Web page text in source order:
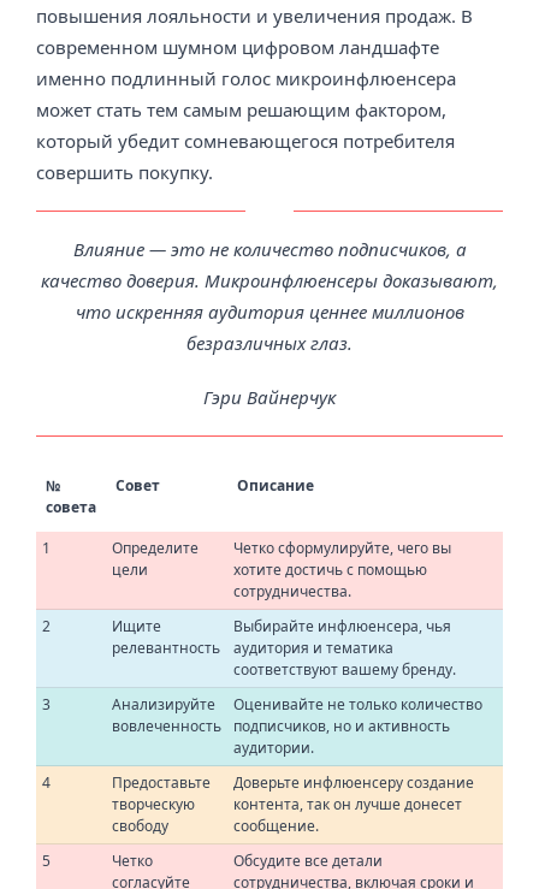
повышения лояльности и увеличения продаж. В
современном шумном цифровом ландшафте
именно подлинный голос микроинфлюенсера
может стать тем самым решающим фактором,
который убедит сомневающегося потребителя
совершить покупку.
Влияние — это не количество подписчиков, а
качество доверия. Микроинфлюенсеры доказывают,
что искренняя аудитория ценнее миллионов
безразличных глаз.
Гэри Вайнерчук
№
совета
Совет Описание
1
Определите
цели
Четко сформулируйте, чего вы
хотите достичь с помощью
сотрудничества.
2
Ищите
релевантность
Выбирайте инфлюенсера, чья
аудитория и тематика
соответствуют вашему бренду.
3
Анализируйте
вовлеченность
Оценивайте не только количество
подписчиков, но и активность
аудитории.
4
Предоставьте
творческую
свободу
Доверьте инфлюенсеру создание
контента, так он лучше донесет
сообщение.
5
Четко
согласуйте
Обсудите все детали
сотрудничества, включая сроки и